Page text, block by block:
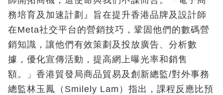
務培育及加速計劃』旨在提升香港品牌及設計師
在Meta社交平台的營銷技巧，鞏固他們的數碼營
銷知識，讓他們有效策劃及投放廣告、分析數
據，優化宣傳活動，提高網上曝光率和銷售
額。」香港貿發局商品貿易及創新總監/對外事務
總監林玉鳳（Smilely Lam）指出，課程反應比預